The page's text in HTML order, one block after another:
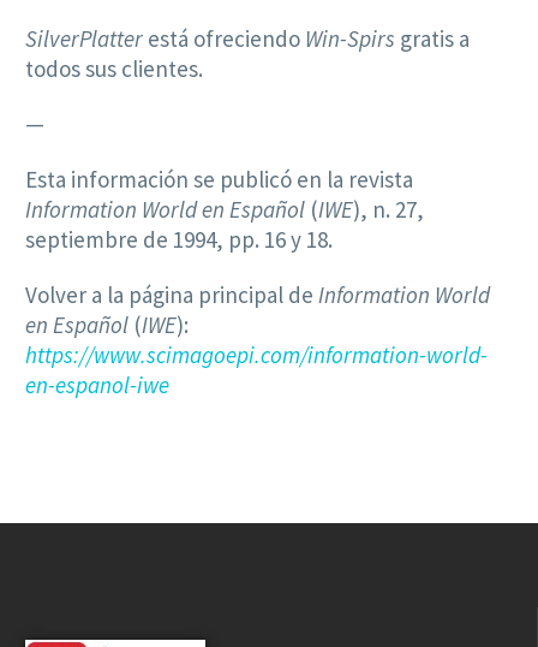
SilverPlatter está ofreciendo Win-Spirs gratis a
todos sus clientes.
—
Esta información se publicó en la revista
Information World en Español (IWE), n. 27,
septiembre de 1994, pp. 16 y 18.
Volver a la página principal de Information World
en Español (IWE):
https://www.scimagoepi.com/information-world-
en-espanol-iwe